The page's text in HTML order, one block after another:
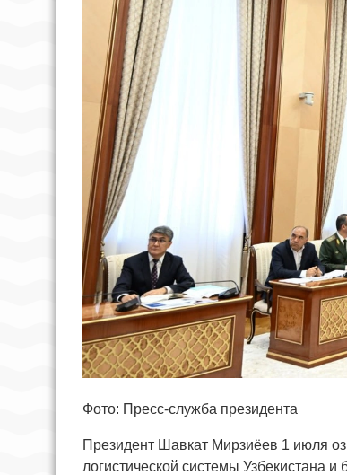
Фото: Пресс-служба президента
Президент Шавкат Мирзиёев 1 июля
логистической системы Узбекистана